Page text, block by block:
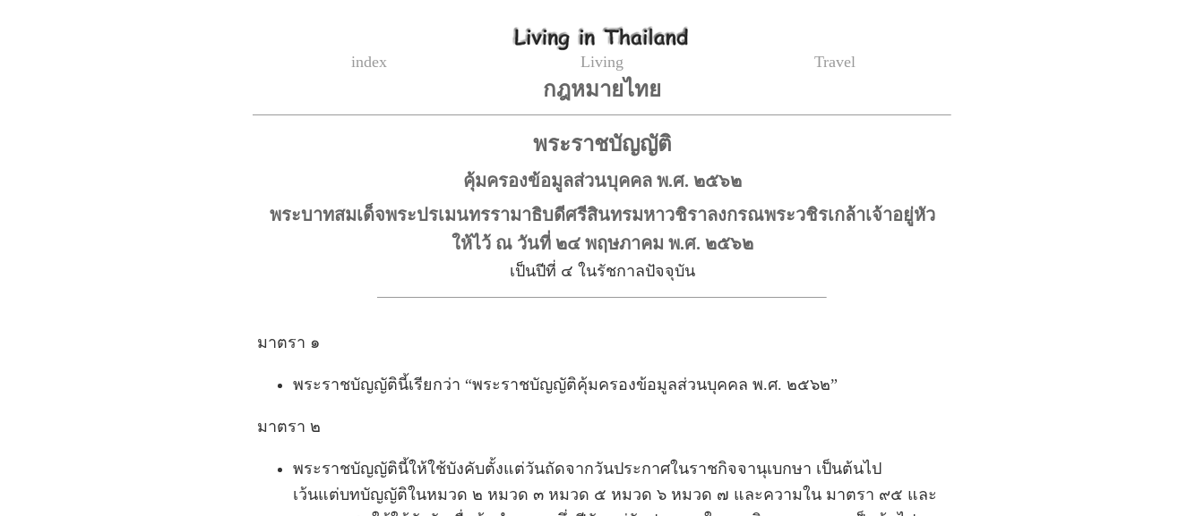
index Living Travel
กฎหมายไทย
พระราชบัญญัติ
คุ้มครองข้อมูลส่วนบุคคล พ.ศ. ๒๕๖๒
พระบาทสมเด็จพระปรเมนทรรามาธิบดีศรีสินทรมหาวชิราลงกรณพระวชิรเกล้าเจ้าอยู่หัว
ให้ไว้ ณ วันที่ ๒๔ พฤษภาคม พ.ศ. ๒๕๖๒
เป็นปีที่ ๔ ในรัชกาลปัจจุบัน
มาตรา ๑
พระราชบัญญัตินี้เรียกว่า “พระราชบัญญัติคุ้มครองข้อมูลส่วนบุคคล พ.ศ. ๒๕๖๒”
มาตรา ๒
พระราชบัญญัตินี้ให้ใช้บังคับตั้งแต่วันถัดจากวันประกาศในราชกิจจานุเบกษา เป็นต้นไป
เว้นแต่บทบัญญัติในหมวด ๒ หมวด ๓ หมวด ๕ หมวด ๖ หมวด ๗ และความใน มาตรา ๙๕ และ